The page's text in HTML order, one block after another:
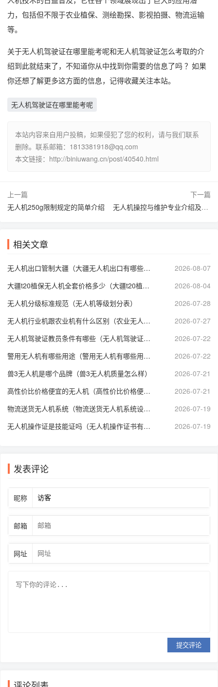
力，包括但不限于农业植保、测绘勘探、影视拍摄、物流运输
等。
关于无人机驾驶证在哪里能考呢和无人机驾驶证怎么考取的介
绍到此就结束了，不知道你从中找到你需要的信息了吗 ？如果
你还想了解更多这方面的信息，记得收藏关注本站。
无人机驾驶证在哪里能考呢
本站内容来自用户投稿，如果侵犯了您的权利，请与我们联系
删除。联系邮箱：1813381918@qq.com
本文链接：http://biniuwang.cn/post/40540.html
上一篇
无人机250g限制规定的简单介绍
下一篇
无人机操控与维护专业介绍及就业方向有哪些（无人机操控与维护技术）
相关文章
无人机出口管制大疆（大疆无人机出口有哪些管制）
2026-08-07
大疆t20植保无人机全套价格多少（大疆t20植保无人机技术参数）
2026-08-04
无人机分级标准规范（无人机等级划分表）
2026-07-28
无人机行业机跟农业机有什么区别（农业无人机属于什么分类）
2026-07-27
无人机驾驶证教员条件有哪些（无人机驾驶证培训师资要求）
2026-07-22
警用无人机有哪些用途（警用无人机有哪些用途呢）
2026-07-22
兽3无人机是哪个品牌（兽3无人机质量怎么样）
2026-07-21
高性价比价格便宜的无人机（高性价比价格便宜的无人机推荐）
2026-07-21
物流送货无人机系统（物流送货无人机系统设计）
2026-07-19
无人机操作证是技能证吗（无人机操作证书有哪些）
2026-07-19
发表评论
昵称
邮箱
网址
提交评论